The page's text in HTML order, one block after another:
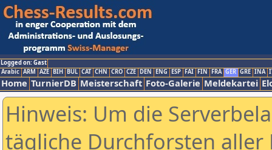
Logged on: Gast
Arabic ARM AZE BIH BUL CAT CHN CRO CZE DEN ENG ESP FAI FIN FRA GER GRE INA
Home TurnierDB Meisterschaft Foto-Galerie Meldekartei
Hinweis: Um die
tägliche Durchforsten aller